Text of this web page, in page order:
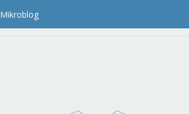
Mikroblog